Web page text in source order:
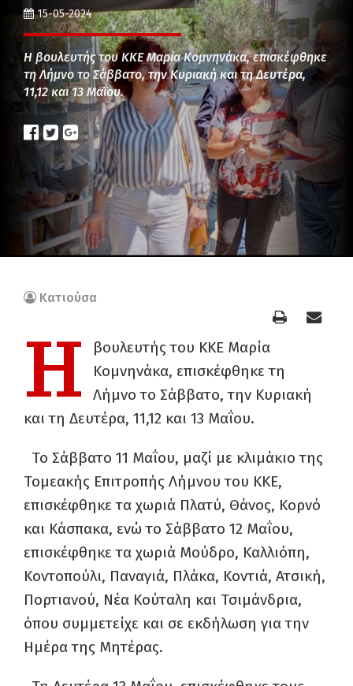
15-05-2024
Η βουλευτής του ΚΚΕ Μαρία Κομνηνάκα, επισκέφθηκε
τη Λήμνο το Σάββατο, την Κυριακή και τη Δευτέρα,
11,12 και 13 Μαΐου.
Κατιούσα
Η
βουλευτής του ΚΚΕ Μαρία
Κομνηνάκα, επισκέφθηκε τη
Λήμνο το Σάββατο, την Κυριακή
και τη Δευτέρα, 11,12 και 13 Μαΐου.
Το Σάββατο 11 Μαΐου, μαζί με κλιμάκιο της
Τομεακής Επιτροπής Λήμνου του ΚΚΕ,
επισκέφθηκε τα χωριά Πλατύ, Θάνος, Κορνό
και Κάσπακα, ενώ το Σάββατο 12 Μαΐου,
επισκέφθηκε τα χωριά Μούδρο, Καλλιόπη,
Κοντοπούλι, Παναγιά, Πλάκα, Κοντιά, Ατσική,
Πορτιανού, Νέα Κούταλη και Τσιμάνδρια,
όπου συμμετείχε και σε εκδήλωση για την
Ημέρα της Μητέρας.